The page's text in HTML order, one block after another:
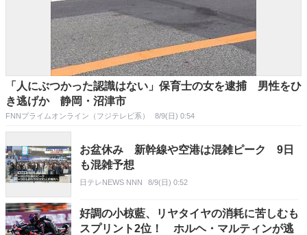
「人にぶつかった認識はない」保育士の女を逮捕 男性をひ
き逃げか 静岡・沼津市
FNNプライムオンライン（フジテレビ系） 8/9(日) 0:54
お盆休み 新幹線や空港は混雑ピーク 9日
も混雑予想
日テレNEWS NNN 8/9(日) 0:52
好調の小椋藍、リヤタイヤの消耗に苦しむも
スプリント2位！ ホルヘ・マルティンが逃